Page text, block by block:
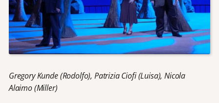
Gregory Kunde (Rodolfo), Patrizia Ciofi (Luisa), Nicola
Alaimo (Miller)